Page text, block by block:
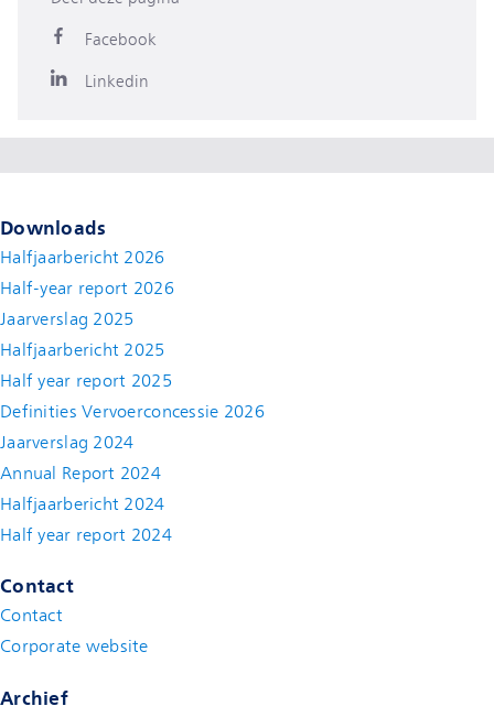
Facebook
Linkedin
Downloads
Halfjaarbericht 2026
Half-year report 2026
Jaarverslag 2025
Halfjaarbericht 2025
Half year report 2025
Definities Vervoerconcessie 2026
Jaarverslag 2024
Annual Report 2024
Halfjaarbericht 2024
Half year report 2024(new window)
Contact
Contact
Corporate website
Archief